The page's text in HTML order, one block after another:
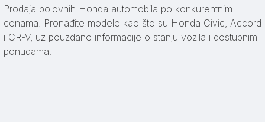
Prodaja polovnih Honda automobila po konkurentnim
cenama. Pronađite modele kao što su Honda Civic, Accord
i CR-V, uz pouzdane informacije o stanju vozila i dostupnim
ponudama.